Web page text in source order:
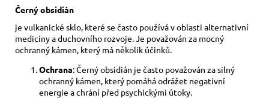
Černý obsidián
je vulkanické sklo, které se často používá v oblasti alternativní
medicíny a duchovního rozvoje. Je považován za mocný
ochranný kámen, který má několik účinků.
Ochrana: Černý obsidián je často považován za silný
ochranný kámen, který pomáhá odrážet negativní
energie a chrání před psychickými útoky.